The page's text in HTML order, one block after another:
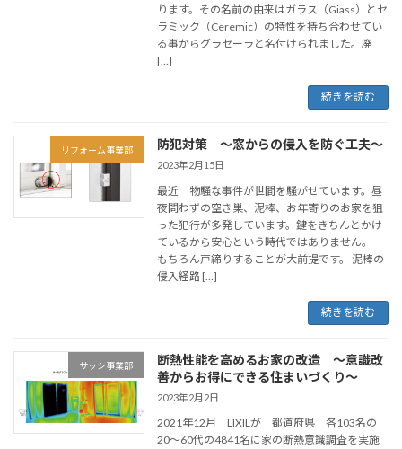
ります。その名前の由来はガラス（Giass）とセ
ラミック（Ceremic）の特性を持ち合わせてい
る事からグラセーラと名付けられました。廃
[…]
続きを読む
リフォーム事業部 防犯対策 ～窓からの侵入を防ぐ工夫～
2023年2月15日
最近 物騒な事件が世間を騒がせています。昼
夜問わずの空き巣、泥棒、お年寄りのお家を狙
った犯行が多発しています。鍵をきちんとかけ
ているから安心という時代ではありません。
もちろん戸締りすることが大前提です。 泥棒の
侵入経路 […]
続きを読む
サッシ事業部
断熱性能を高めるお家の改造 ～意識改
善からお得にできる住まいづくり～
2023年2月2日
2021年12月 LIXILが 都道府県 各103名の
20～60代の4841名に家の断熱意識調査を実施